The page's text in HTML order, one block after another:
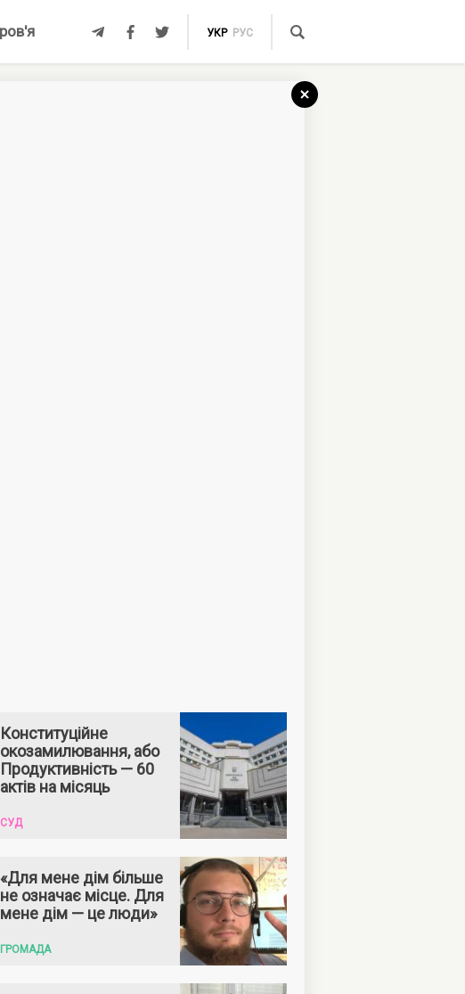
УКР РУС
Конституційне
окозамилювання, або
Продуктивність — 60
актів на місяць
СУД
«Для мене дім більше
не означає місце. Для
мене дім — це люди»
ГРОМАДА